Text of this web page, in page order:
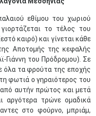
εθίμου του χωριού
το τέλος του
καιρό) και γίνεται κάθε
Αποτομής της κεφαλής
Γιάννη του Πρόδρομου). Σε
όλα τα φρούτα της εποχής
φωτιά ο γηραιότερος του
αυτήν πρώτος και μετά
αργότερα τρώνε ομαδικά
στο φούρνο, μπριάμ,